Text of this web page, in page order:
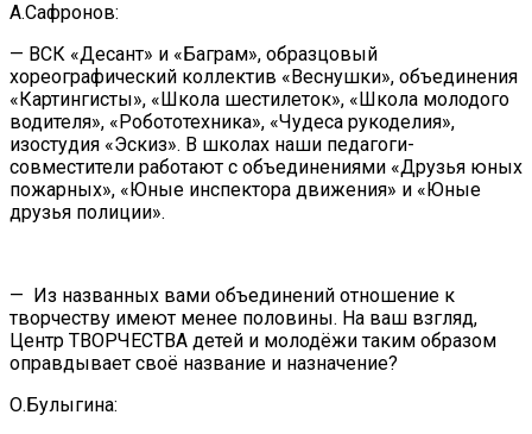
А.Сафронов:
— ВСК «Десант» и «Баграм», образцовый
хореографический коллектив «Веснушки», объединения
«Картингисты», «Школа шестилеток», «Школа молодого
водителя», «Робототехника», «Чудеса рукоделия»,
изостудия «Эскиз». В школах наши педагоги-
совместители работают с объединениями «Друзья юных
пожарных», «Юные инспектора движения» и «Юные
друзья полиции».
— Из названных вами объединений отношение к
творчеству имеют менее половины. На ваш взгляд,
Центр ТВОРЧЕСТВА детей и молодёжи таким образом
оправдывает своё название и назначение?
О.Булыгина: